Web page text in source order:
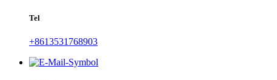
Tel
+8613531768903